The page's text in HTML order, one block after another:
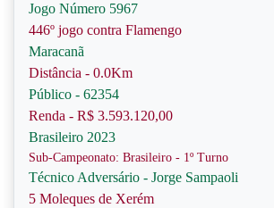
Jogo Número 5967
446º jogo contra Flamengo
Maracanã
Distância - 0.0Km
Público - 62354
Renda - R$ 3.593.120,00
Brasileiro 2023
Sub-Campeonato: Brasileiro - 1º Turno
Técnico Adversário - Jorge Sampaoli
5 Moleques de Xerém